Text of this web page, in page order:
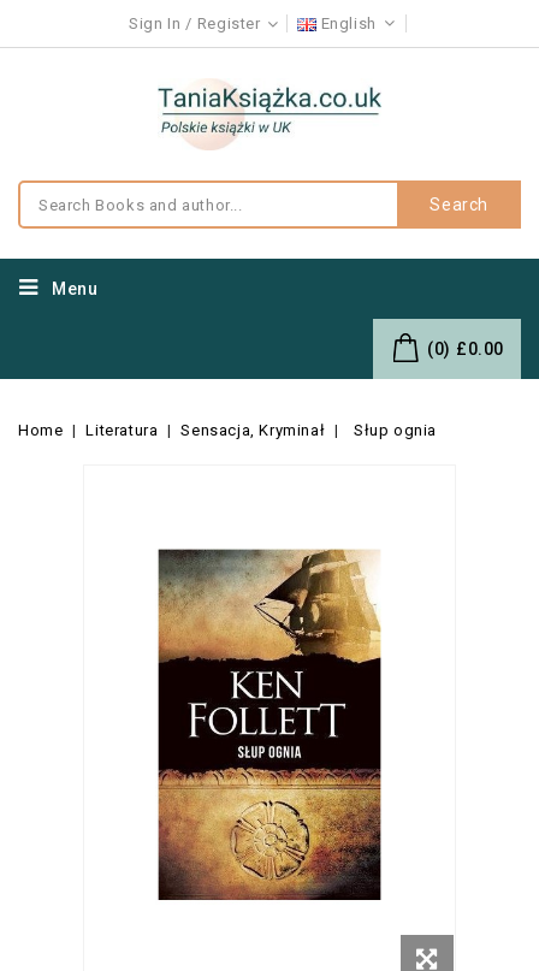
Sign In Register English
Search
Menu
(0) £0.00
Home Literatura Sensacja, Kryminał Słup ognia